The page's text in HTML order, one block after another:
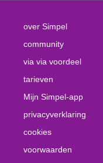
over Simpel
community
via via voordeel
tarieven
Mijn Simpel-app
privacyverklaring
cookies
voorwaarden